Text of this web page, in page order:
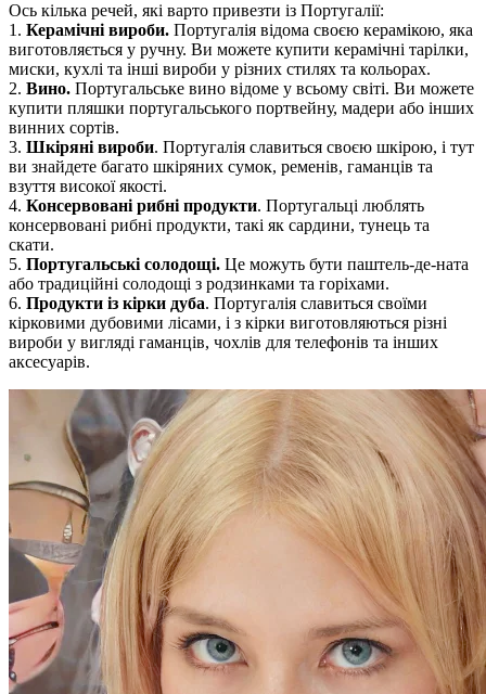
Ось кілька речей, які варто привезти із Португалії:
1. Керамічні вироби. Португалія відома своєю керамікою, яка
виготовляється у ручну. Ви можете купити керамічні тарілки,
миски, кухлі та інші вироби у різних стилях та кольорах.
2. Вино. Португальське вино відоме у всьому світі. Ви можете
купити пляшки португальського портвейну, мадери або інших
винних сортів.
3. Шкіряні вироби. Португалія славиться своєю шкірою, і тут
ви знайдете багато шкіряних сумок, ременів, гаманців та
взуття високої якості.
4. Консервовані рибні продукти. Португальці люблять
консервовані рибні продукти, такі як сардини, тунець та
скати.
5. Португальські солодощі. Це можуть бути паштель-де-ната
або традиційні солодощі з родзинками та горіхами.
6. Продукти із кірки дуба. Португалія славиться своїми
кірковими дубовими лісами, і з кірки виготовляються різні
вироби у вигляді гаманців, чохлів для телефонів та інших
аксесуарів.